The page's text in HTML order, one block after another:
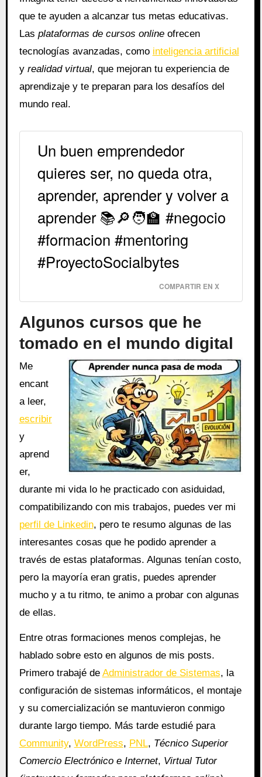
que te ayuden a alcanzar tus metas educativas.
Las plataformas de cursos onlineofrecen
tecnologías avanzadas, como inteligencia artificial
y realidad virtual, que mejoran tu experiencia de
aprendizaje y te preparan para los desafíos del
mundo real.
Un buen emprendedor
quieres ser, no queda otra,
aprender, aprender y volver a
aprender 📚🔎🧑‍🏫 #negocio
#formacion #mentoring
#ProyectoSocialbytes
COMPARTIR EN X
Algunos cursos que he
tomado en el mundo digital
Me
encant
a leer,
escribir
y
aprend
er,
durante mi vida lo he practicado con asiduidad,
compatibilizando con mis trabajos, puedes ver mi
perfil de Linkedin, pero te resumo algunas de las
interesantes cosas que he podido aprender a
través de estas plataformas. Algunas tenían costo,
pero la mayoría eran gratis, puedes aprender
mucho y a tu ritmo, te animo a probar con algunas
de ellas.
Entre otras formaciones menos complejas, he
hablado sobre esto en algunos de mis posts.
Primero trabajé de Administrador de Sistemas, la
configuración de sistemas informáticos, el montaje
y su comercialización se mantuvieron conmigo
durante largo tiempo. Más tarde estudié para
Community, WordPress, PNL, Técnico Superior
Comercio Electrónico e Internet, Virtual Tutor